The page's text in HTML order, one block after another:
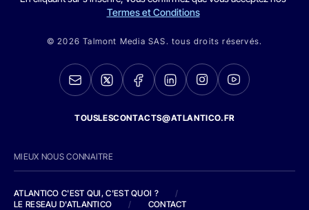
Termes et Conditions
© 2026 Talmont Media SAS. tous droits réservés.
TOUSLESCONTACTS@ATLANTICO.FR
MIEUX NOUS CONNAITRE
ATLANTICO C'EST QUI, C'EST QUOI ?
/
LE RESEAU D'ATLANTICO
/ CONTACT